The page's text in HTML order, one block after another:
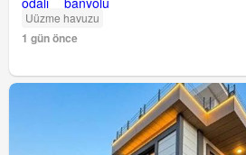
Uüzme havuzu
1 gün önce